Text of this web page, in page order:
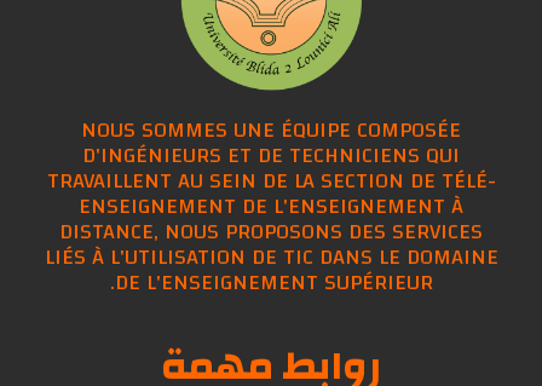
NOUS SOMMES UNE ÉQUIPE COMPOSÉE
D'INGÉNIEURS ET DE TECHNICIENS QUI
TRAVAILLENT AU SEIN DE LA SECTION DE
ENSEIGNEMENT DE L'ENSEIGNEMENT À
DISTANCE, NOUS PROPOSONS DES
LIÉS À L'UTILISATION DE TIC DANS LE
DE L'ENSEIGNEMENT SUPÉRIEUR.
روابط مهمة